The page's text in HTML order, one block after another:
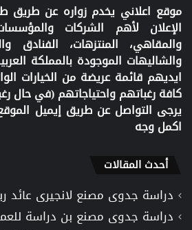
موقع اعلاني يخدم زواره عن
الإعلان لأهم الشركات
والمقاهي، المنتزهات، الفنادق
والشاليهات الموجودة بالمملكة
ايديهم قائمة عريضة من الخيارات
كافة رغباتهم واحتياجاتهم (في حال
يرجى التواصل عن طريق إيميل
اكمل وجه
أحدث المقالات
دراسة جدوى مصنع لانجيرى عائد
دراسة جدوى مصنع بن دراسة